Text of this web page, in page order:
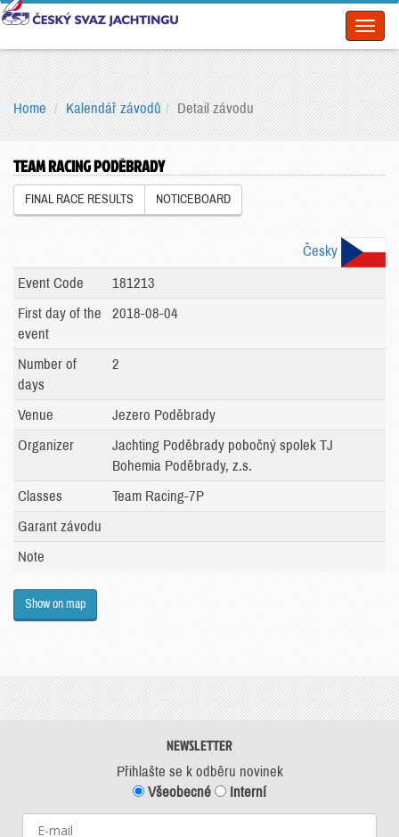
Home Kalendář závodů Detail závodu
TEAM RACING PODĚBRADY
FINAL RACE RESULTS NOTICEBOARD
Česky
Event Code
181213
First day of the
event
2018-08-04
Number of
days
2
Venue
Jezero Poděbrady
Organizer
Jachting Poděbrady pobočný spolek TJ
Bohemia Poděbrady, z.s.
Classes
Team Racing-7P
Garant závodu
Note
Show on map
NEWSLETTER
Přihlašte se k odběru novinek
Všeobecné
Interní